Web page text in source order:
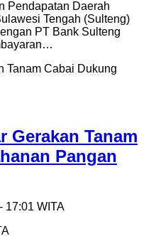
Pendapatan Daerah
Tengah (Sulteng)
PT Bank Sulteng
Gerakan Tanam
Pangan
17:01 WITA